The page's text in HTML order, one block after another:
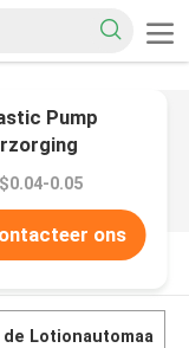
Pump
0.05
ons
de Lotionautomaa